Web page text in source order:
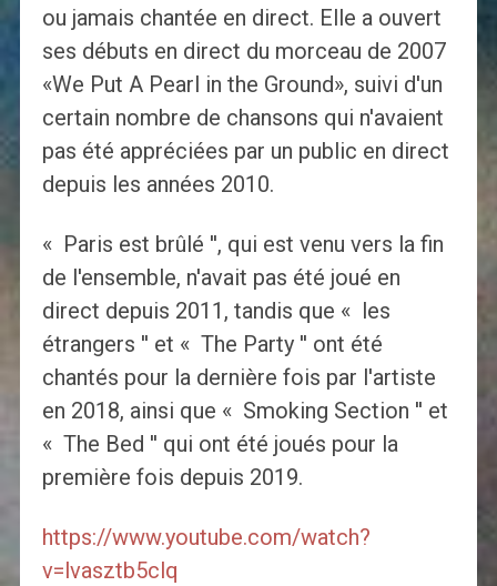
ou jamais chantée en direct. Elle a ouvert
ses débuts en direct du morceau de 2007
«We Put A Pearl in the Ground», suivi d'un
certain nombre de chansons qui n'avaient
pas été appréciées par un public en direct
depuis les années 2010.
« Paris est brûlé '', qui est venu vers la fin
de l'ensemble, n'avait pas été joué en
direct depuis 2011, tandis que « les
étrangers '' et « The Party '' ont été
chantés pour la dernière fois par l'artiste
en 2018, ainsi que « Smoking Section '' et
« The Bed '' qui ont été joués pour la
première fois depuis 2019.
https://www.youtube.com/watch?
v=lvasztb5clq